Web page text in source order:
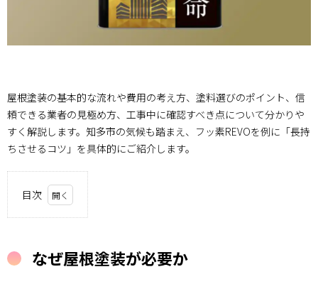
屋根塗装の基本的な流れや費用の考え方、塗料選びのポイント、信
頼できる業者の見極め方、工事中に確認すべき点について分かりや
すく解説します。知多市の気候も踏まえ、フッ素REVOを例に「長持
ちさせるコツ」を具体的にご紹介します。
目次
1.
塗装
なぜ屋根塗装が必要か